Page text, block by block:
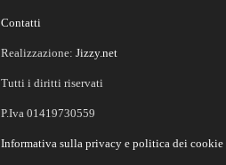
Contatti
Realizzazione: Jizzy.net
Tutti i diritti riservati
P.Iva 01419730559
Informativa sulla privacy e politica dei cookie